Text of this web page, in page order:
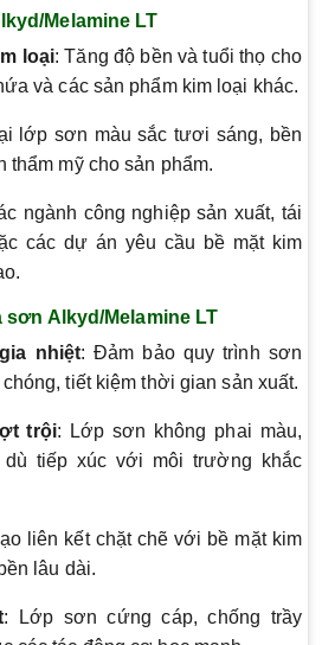
Melamine LT
loại: Tăng độ bền và tuổi thọ cho
và các sản phẩm kim loại khác.
lớp sơn màu sắc tươi sáng, bền
thẩm mỹ cho sản phẩm.
ngành công nghiệp sản xuất, tái
các dự án yêu cầu bề mặt kim
Alkyd/Melamine LT
nhiệt: Đảm bảo quy trình sơn
tiết kiệm thời gian sản xuất.
trội: Lớp sơn không phai màu,
dù tiếp xúc với môi trường khắc
liên kết chặt chẽ với bề mặt kim
lâu dài.
: Lớp sơn cứng cáp, chống trầy